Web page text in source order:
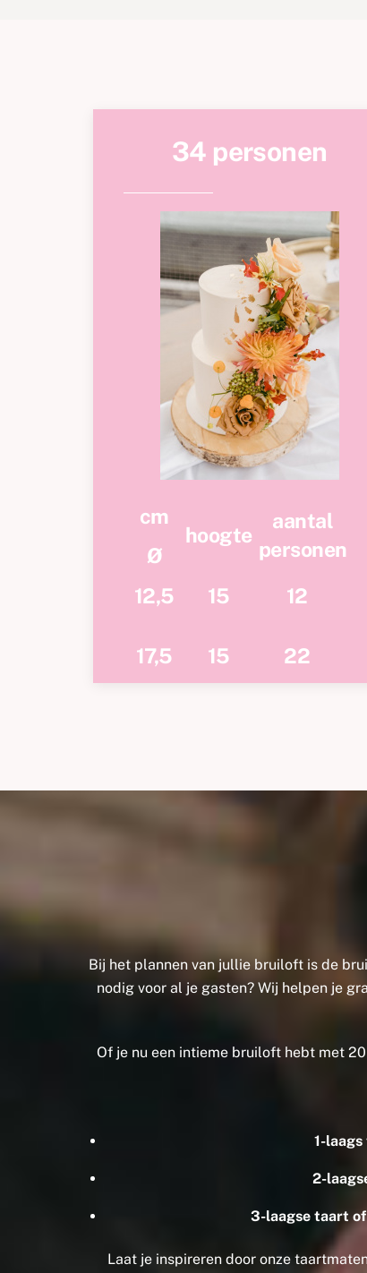
34 personen
cm
Ø
hoogte
aantal
personen
12,5
15 12
17,5 15 22
Bij het plannen van jullie bruiloft is de
nodig voor al je gasten? Wij helpen je
Of je nu een intieme bruiloft hebt met
1-
2-
3-laagse taart
Laat je inspireren door onze